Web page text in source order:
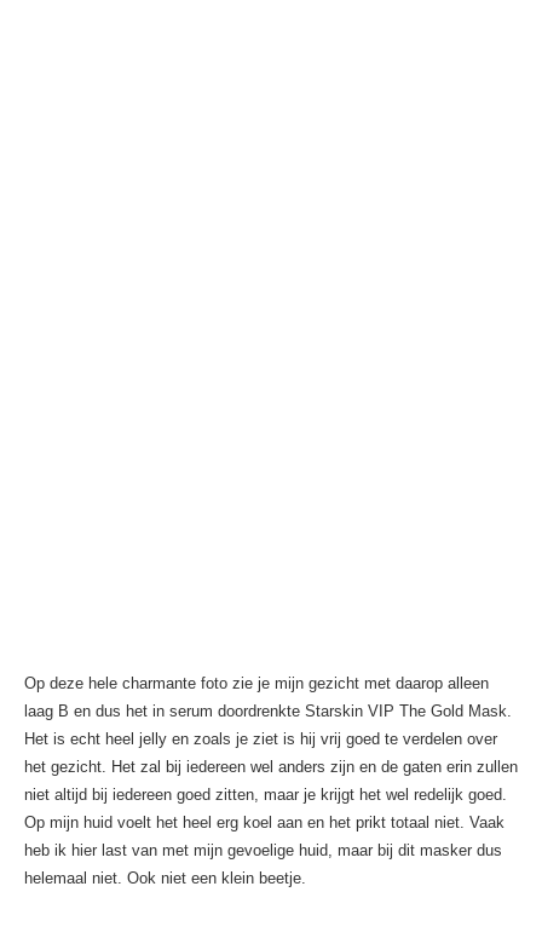
Op deze hele charmante foto zie je mijn gezicht met daarop alleen
laag B en dus het in serum doordrenkte Starskin VIP The Gold Mask.
Het is echt heel jelly en zoals je ziet is hij vrij goed te verdelen over
het gezicht. Het zal bij iedereen wel anders zijn en de gaten erin zullen
niet altijd bij iedereen goed zitten, maar je krijgt het wel redelijk goed.
Op mijn huid voelt het heel erg koel aan en het prikt totaal niet. Vaak
heb ik hier last van met mijn gevoelige huid, maar bij dit masker dus
helemaal niet. Ook niet een klein beetje.